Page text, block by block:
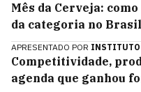
Mês da Cerveja:
da categoria no Brasil
APRESENTADO POR
Competitividade,
agenda que ganhou